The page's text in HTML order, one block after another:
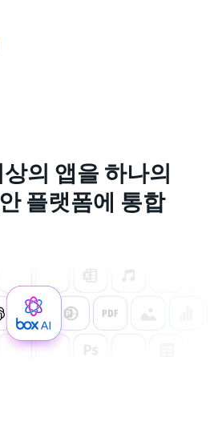
의 앱을 하나의
플랫폼에 통합